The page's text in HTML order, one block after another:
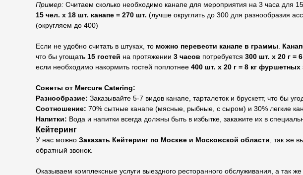
Пример: Считаем сколько необходимо канапе для мероприятия на 3 часа для 15
15 чел. х 18 шт. канапе = 270 шт. (лучше округлить до 300 для разнообразия
(округляем до 400)
Если не удобно считать в штуках, то можно перевести канапе в граммы
что бы угощать 15 гостей на протяжении 3 часов потребуется 300 шт. х 20 г =
если необходимо накормить гостей поплотнее 400 шт. х 20 г = 8 кг фуршетных
Советы от Mercure Catering:
Разнообразие: Заказывайте 5-7 видов канапе, тарталеток и брускетт, что бы
Соотношение: 70% сытные канапе (мясные, рыбные, с сыром) и 30% легкие
Напитки: Вода и напитки всегда должны быть в избытке, закажите их в
Кейтеринг
У нас можно Заказать Кейтеринг по Москве и Московской области , так же
обратный звонок.
Оказываем комплексные услуги выездного ресторанного обслуживания, а так